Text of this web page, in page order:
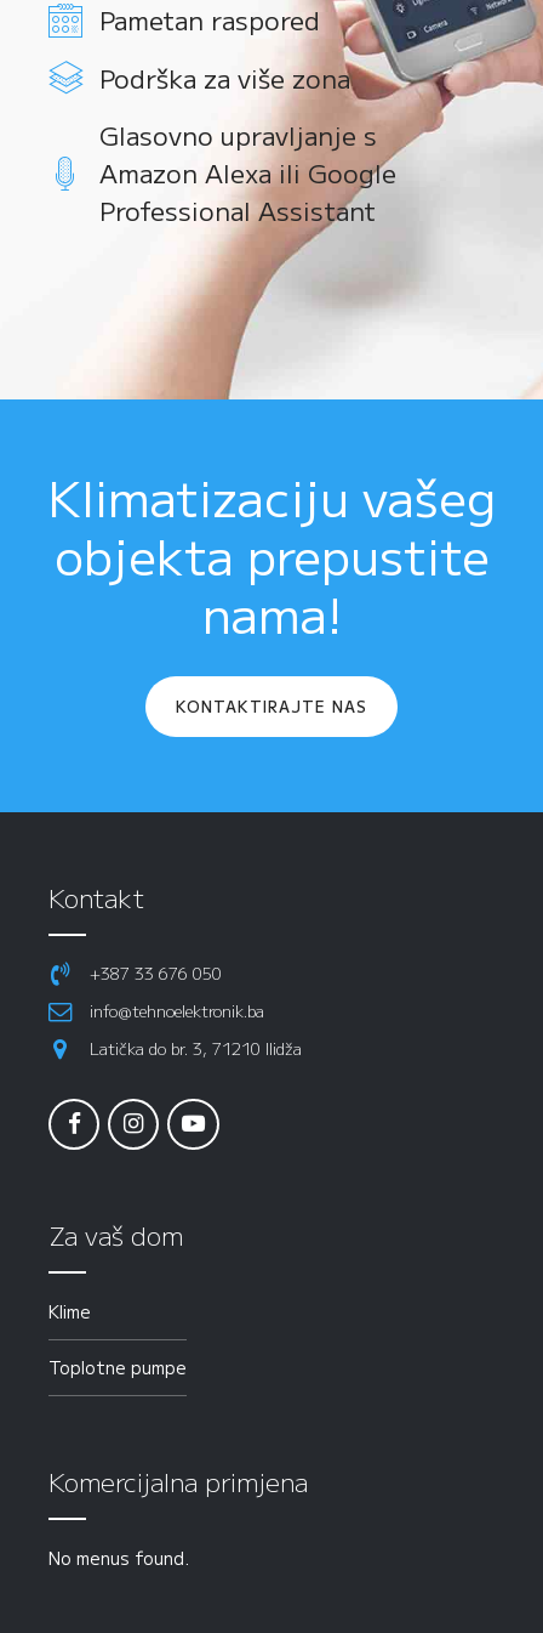
Pametan raspored
Podrška za više zona
Glasovno upravljanje s
Amazon Alexa ili Google
Professional Assistant
Klimatizaciju vašeg
objekta prepustite
nama!
KONTAKTIRAJTE NAS
Kontakt
+387 33 676 050
info@tehnoelektronik.ba
Latička do br. 3, 71210 Ilidža
Za vaš dom
Klime
Toplotne pumpe
Komercijalna primjena
No menus found.